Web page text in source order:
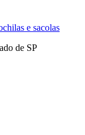
e sacolas
de SP